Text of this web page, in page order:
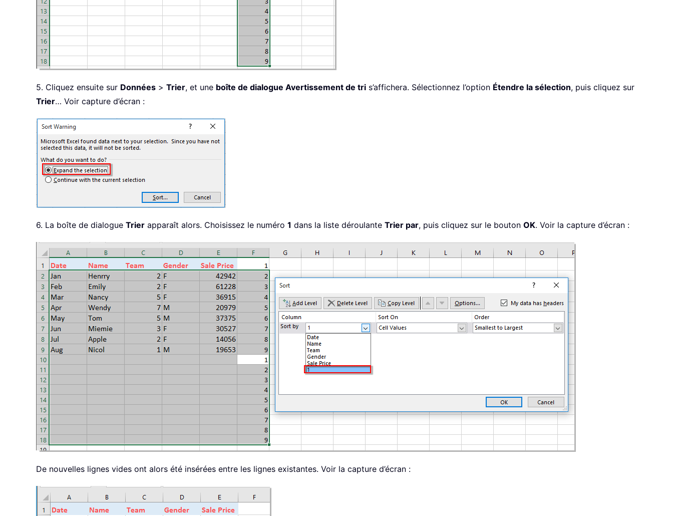
5. Cliquez ensuite sur Données > Trier, et une boîte de dialogue Avertissement de tri s’affichera. Sélectionnez l’option Étendre la sélection, puis cliquez sur
Trier… Voir capture d’écran :
6. La boîte de dialogue Trier apparaît alors. Choisissez le numéro 1 dans la liste déroulante Trier par, puis cliquez sur le bouton OK. Voir la capture d’écran :
De nouvelles lignes vides ont alors été insérées entre les lignes existantes. Voir la capture d’écran :